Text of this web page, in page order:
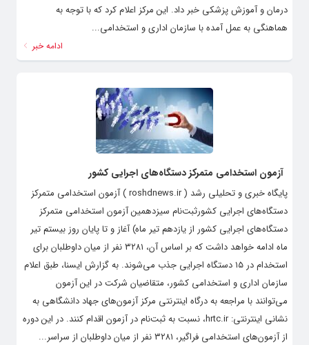
درمان و آموزش پزشکی خبر داد. این مرکز اعلام کرد که با توجه به
هماهنگی به عمل آمده با سازمان اداری و استخدامی...
ادامه خبر
آزمون استخدامی متمرکز دستگاه‌های اجرایی کشور
پایگاه خبری و تحلیلی رشد ( roshdnews.ir ) آزمون استخدامی متمرکز
دستگاه‌های اجرایی کشورثبت‌نام سیزدهمین آزمون استخدامی متمرکز
دستگاه‌های اجرایی کشور از یازدهم تیر ماه) آغاز و تا پایان روز بیستم تیر
ماه ادامه خواهد داشت که بر اساس آن، ۳۲۸۱ نفر از میان داوطلبان برای
استخدام در ۱۵ دستگاه اجرایی جذب می‌شوند. به گزارش ایسنا، طبق اعلام
سازمان اداری و استخدامی کشور، متقاضیان شرکت در این آزمون
می‌توانند با مراجعه به درگاه اینترنتی مرکز آزمون‌های جهاد دانشگاهی به
نشانی اینترنتی: hrtc.ir، نسبت به ثبت‌نام در آزمون اقدام کنند. در این دوره
از آزمون‌های استخدامی فراگیر، ۳۲۸۱ نفر از میان داوطلبان از سراسر...